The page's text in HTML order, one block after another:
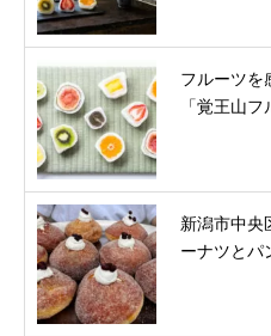
フルーツを
「覚王山フ
新潟市中央
ーナツとパ